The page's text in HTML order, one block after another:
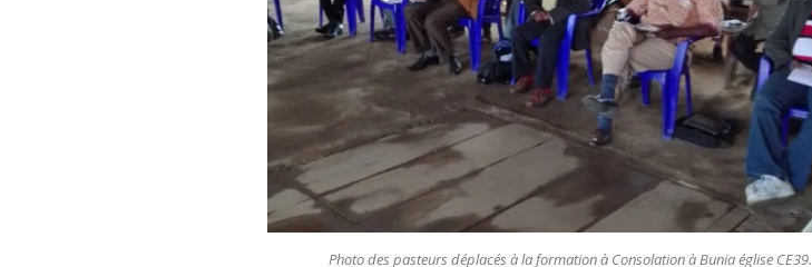
Photo des pasteurs déplacés à la formation à Consolation à Bunia église CE39.